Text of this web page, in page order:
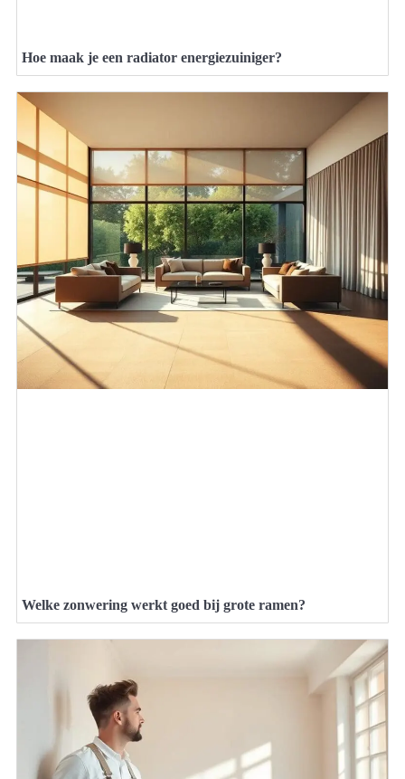
Hoe maak je een radiator energiezuiniger?
Welke zonwering werkt goed bij grote ramen?